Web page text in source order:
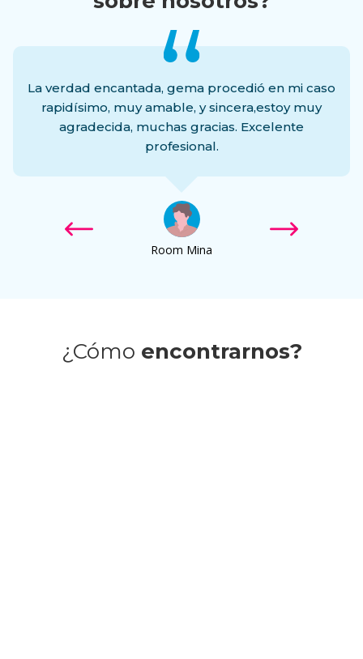
La verdad encantada, gema procedió en mi caso
rapidísimo, muy amable, y sincera,estoy muy
agradecida, muchas gracias. Excelente
profesional.
Room Mina
¿Cómo encontrarnos?